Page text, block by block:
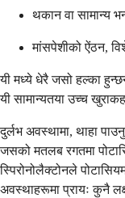
थकान वा सामान्य
मांसपेशीको ऐंठन,
यी मध्ये धेरै जसो हल्का
यी सामान्यतया उच्च
दुर्लभ अवस्थामा, थाहा
जसको मतलब रगतमा
स्पिरोनोलैक्टोनले
अवस्थाहरूमा प्रायः कुनै